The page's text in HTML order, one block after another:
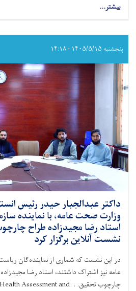
بیشتر...
وزارت
تفاهم‌نامه‌ای
را
مؤسسه
AYSO
قدکوتاهی
سوءتغذیه
در
ننگرهار
امضا
پنجشنبه ۱۴۰۵/۵/۱۵ - ۱۴:۱۸
داکتر عبدالجبار حیدر رئیس
وزارت صحت عامه، با نماینده
نشست آنلاین برگزار کرد
در این نشست که شماری از نماینده‌گان
عامه نیز اشتراک داشتند، استاد رضا
چارچوب تحقیقAssessment and. . .